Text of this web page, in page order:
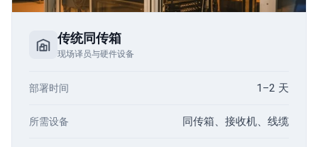
传统同传箱
现场译员与硬件设备
部署时间 1–2 天
所需设备 同传箱、接收机、线缆